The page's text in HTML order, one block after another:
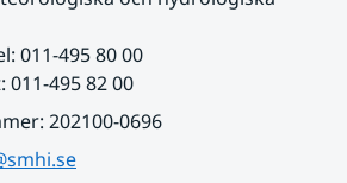
011-495 80 00
495 82 00
202100-0696